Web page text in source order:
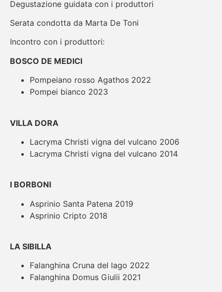
Degustazione guidata con i produttori
Serata condotta da Marta De Toni
Incontro con i produttori:
BOSCO DE MEDICI
Pompeiano rosso Agathos 2022
Pompei bianco 2023
VILLA DORA
Lacryma Christi vigna del vulcano 2006
Lacryma Christi vigna del vulcano 2014
I BORBONI
Asprinio Santa Patena 2019
Asprinio Cripto 2018
LA SIBILLA
Falanghina Cruna del lago 2022
Falanghina Domus Giulii 2021